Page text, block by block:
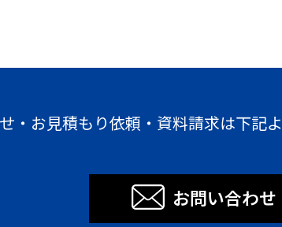
・お見積もり依頼・資料請求は下記
お問い合わせ